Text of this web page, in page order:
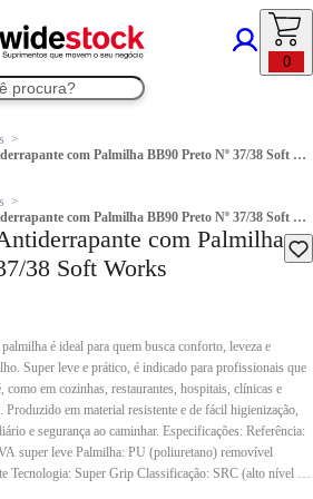
0
Sapato Babuch Antiderrapante com Palmilha BB90 Preto Nº 37/38 Soft Works
Sapato Babuch Antiderrapante com Palmilha BB90 Preto Nº 37/38 Soft Works
com Palmilha
38 Soft Works
é ideal para quem busca conforto, leveza e
Super leve e prático, é indicado para profissionais que
como em cozinhas, restaurantes, hospitais, clínicas e
em material resistente e de fácil higienização,
e segurança ao caminhar. Especificações: Referência:
super leve Palmilha: PU (poliuretano) removível
Tecnologia: Super Grip Classificação: SRC (alto nível de